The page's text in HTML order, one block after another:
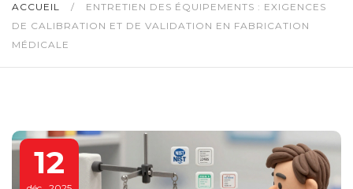
ACCUEIL /
ENTRETIEN DES ÉQUIPEMENTS : EXIGENCES
DE CALIBRATION ET DE VALIDATION EN FABRICATION
MÉDICALE
12